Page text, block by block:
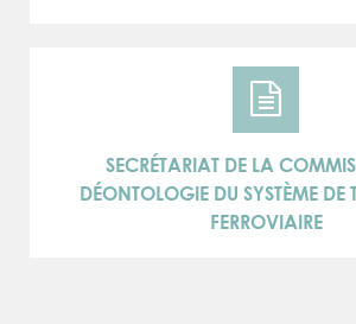
SECRÉTARIAT DE LA
DÉONTOLOGIE DU SYSTÈME DE
FERROVIAIRE